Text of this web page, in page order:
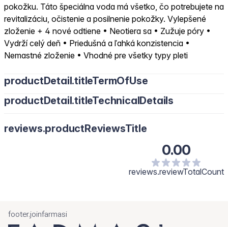
pokožku. Táto špeciálna voda má všetko, čo potrebujete na
revitalizáciu, očistenie a posilnenie pokožky. Vylepšené
zloženie + 4 nové odtiene • Neotiera sa • Zužuje póry •
Vydrží celý deň • Priedušná a ľahká konzistencia •
Nemastné zloženie • Vhodné pre všetky typy pleti
productDetail.titleTermOfUse
productDetail.titleTechnicalDetails
reviews.productReviewsTitle
0.00
reviews.reviewTotalCount
footer.joinfarmasi